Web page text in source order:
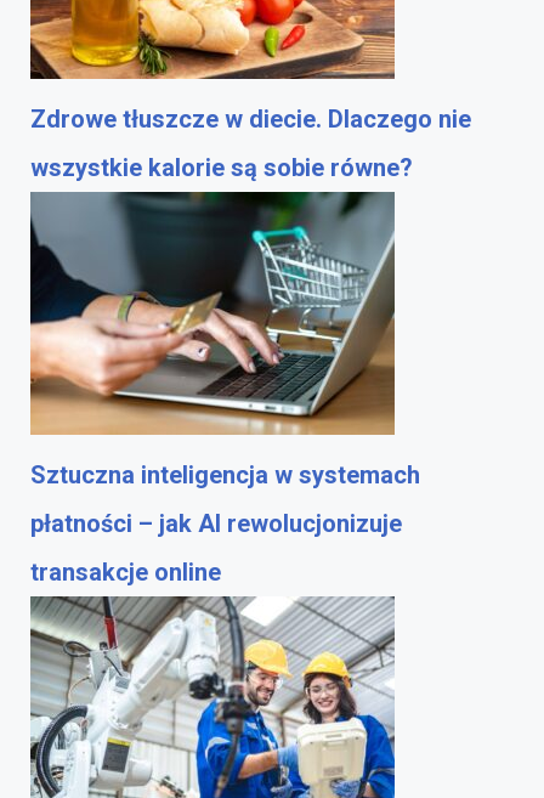
Zdrowe tłuszcze w diecie. Dlaczego nie
wszystkie kalorie są sobie równe?
Sztuczna inteligencja w systemach
płatności – jak AI rewolucjonizuje
transakcje online